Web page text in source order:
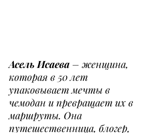
Асель Исаева – женщина,
которая в 50 лет
упаковывает мечты в
чемодан и превращает их в
маршруты. Она
путешественница, блогер,